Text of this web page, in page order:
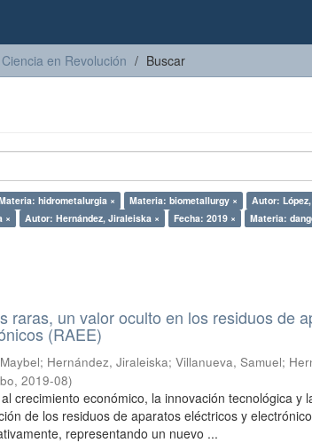
Ciencia en Revolución Buscar
hidrometalurgia × Materia: biometallurgy × Autor:
× Autor: Hernández, Jiraleiska × Fecha: 2019 × Materia:
raras, un valor oculto en los residuos de
(RAEE)
; Hernández, Jiraleiska;Villanueva, Samuel;
,2019-08)
crecimiento económico, la innovación tecnológica y
de los residuos de aparatos eléctricos y
representando un nuevo ...